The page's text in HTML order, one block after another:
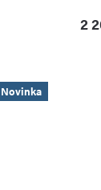
2
Novinka